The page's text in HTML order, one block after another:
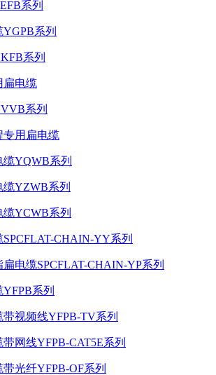
系列
系列
系列
扁电缆
系列
专用扁电缆
YQWB系列
YZWB系列
YCWB系列
CHAIN-YY系列
电缆SPCFLAT-CHAIN-YP系列
系列
视频线YFPB-TV系列
网线YFPB-CAT5E系列
光纤YFPB-OF系列